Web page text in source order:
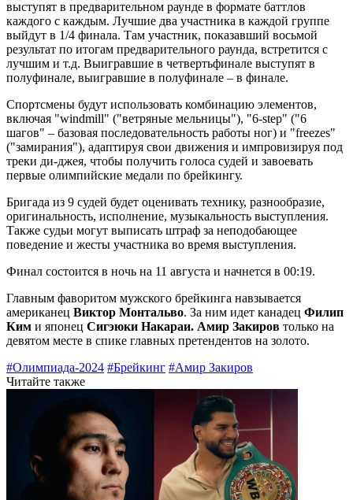
выступят в предварительном раунде в формате баттлов
каждого с каждым. Лучшие два участника в каждой группе
выйдут в 1/4 финала. Там участник, показавший восьмой
результат по итогам предварительного раунда, встретится с
лучшим и т.д. Выигравшие в четвертьфинале выступят в
полуфинале, выигравшие в полуфинале – в финале.
Спортсмены будут использовать комбинацию элементов,
включая "windmill" ("ветряные мельницы"), "6-step" ("6
шагов" – базовая последовательность работы ног) и "freezes"
("замирания"), адаптируя свои движения и импровизируя под
треки ди-джея, чтобы получить голоса судей и завоевать
первые олимпийские медали по брейкингу.
Бригада из 9 судей будет оценивать технику, разнообразие,
оригинальность, исполнение, музыкальность выступления.
Также судьи могут выписать штраф за неподобающее
поведение и жесты участника во время выступления.
Финал состоится в ночь на 11 августа и начнется в 00:19.
Главным фаворитом мужского брейкинга навзывается
американец Виктор Монтальво. За ним идет канадец Филип
Ким и японец Сигэюки Накараи. Амир Закиров только на
девятом месте в спике главных претендентов на золото.
#Олимпиада-2024 #Брейкинг #Амир Закиров
Читайте также